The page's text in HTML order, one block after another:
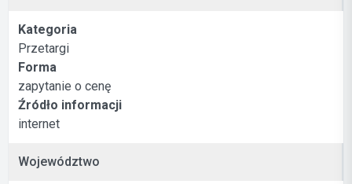
Kategoria
Przetargi
Forma
zapytanie o cenę
Źródło informacji
internet
Województwo